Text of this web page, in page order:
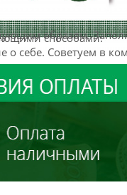
образом.
себе. Советуем в
«Оформить заказ».
способами: